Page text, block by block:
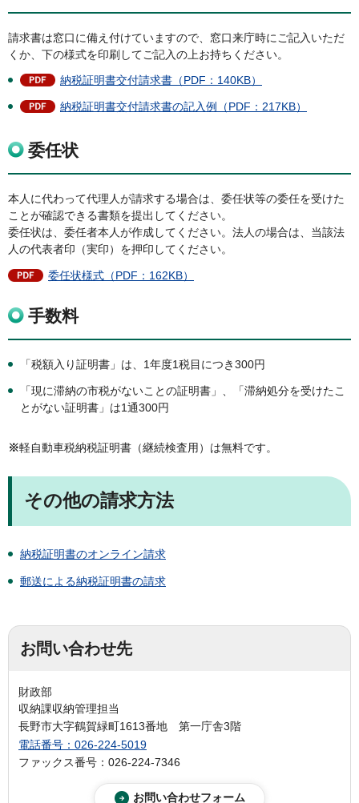
請求書は窓口に備え付けていますので、窓口来庁時にご記入いただ
くか、下の様式を印刷してご記入の上お持ちください。
納税証明書交付請求書（PDF：140KB）
納税証明書交付請求書の記入例（PDF：217KB）
委任状
本人に代わって代理人が請求する場合は、委任状等の委任を受けた
ことが確認できる書類を提出してください。
委任状は、委任者本人が作成してください。法人の場合は、当該法
人の代表者印（実印）を押印してください。
委任状様式（PDF：162KB）
手数料
「税額入り証明書」は、1年度1税目につき300円
「現に滞納の市税がないことの証明書」、「滞納処分を受けたこ
とがない証明書」は1通300円
※軽自動車税納税証明書（継続検査用）は無料です。
その他の請求方法
納税証明書のオンライン請求
郵送による納税証明書の請求
お問い合わせ先
財政部
収納課収納管理担当
長野市大字鶴賀緑町1613番地 第一庁舎3階
電話番号：026-224-5019
ファックス番号：026-224-7346